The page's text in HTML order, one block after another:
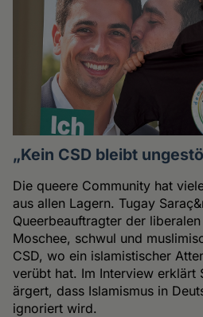
„Kein CSD bleibt
Die queere Community hat
aus allen Lagern. Tugay
Queerbeauftragter der
Moschee, schwul und
CSD, wo ein islamistischer
verübt hat. Im Interview erklärt
ärgert, dass Islamismus in
ignoriert wird.